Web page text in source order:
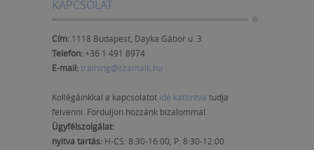
KAPCSOLAT
Cím: 1118 Budapest, Dayka Gábor u. 3.
Telefon:+36 1 491 8974
E-mail:training@szamalk.hu
Kollégáinkkal a kapcsolatot ide kattintva tudja
felvenni. Forduljon hozzánk bizalommal.
Ügyfélszolgálat:
nyitva tartás: H-CS: 8:30-16:00, P: 8:30-12:00